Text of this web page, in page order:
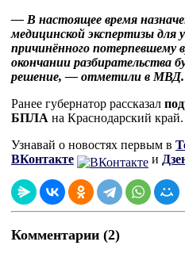
— В настоящее время
медицинской экспертизы для
причинённого потерпевшему
окончании разбирательства
решение, — отметили в МВД.
Ранее губернатор рассказал
БПЛА на Краснодарский край.
Узнавай о новостях первым в
ВКонтакте
и
Комментарии (2)